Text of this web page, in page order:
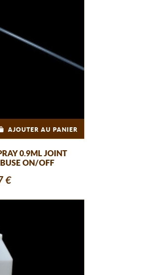
AJOUTER AU PANIER
0.9ML JOINT
BUSE ON/OFF
€